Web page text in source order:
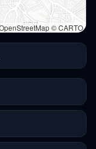
© CARTO